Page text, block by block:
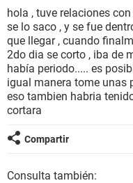
SEXUALIDAD
GLOSARIO
hola , tuve relaciones
se lo saco , y se fue
que llegar , cuando
2do dia se corto , iba de
había periodo..... es
igual manera tome unas
eso tambien habria
cortara
Compartir
Consulta también: